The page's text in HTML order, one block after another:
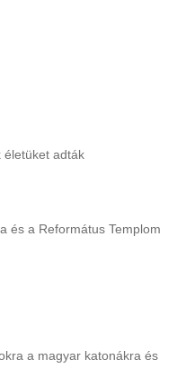
életüket adták
és a Református Templom
a magyar katonákra és
Napok
2026. július 3-4.
szombat)
Különböző